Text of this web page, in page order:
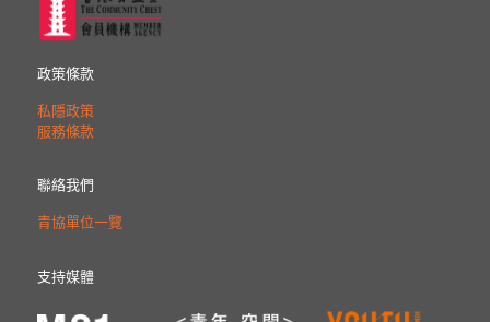
政策條款
私隱政策
服務條款
聯絡我們
青協單位一覽
支持媒體